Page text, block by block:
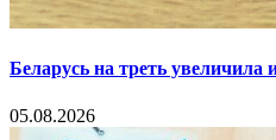
Беларусь на треть увеличила
05.08.2026